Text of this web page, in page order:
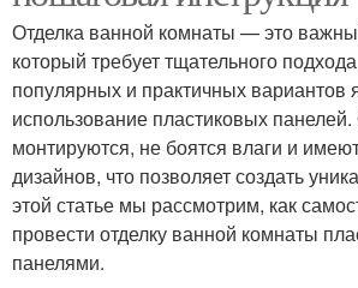
Отделка ванной комнаты — это
который требует тщательного
популярных и практичных вариантов
использование пластиковых
монтируются, не боятся влаги и
дизайнов, что позволяет создать
этой статье мы рассмотрим, как
провести отделку ванной комнаты
панелями.